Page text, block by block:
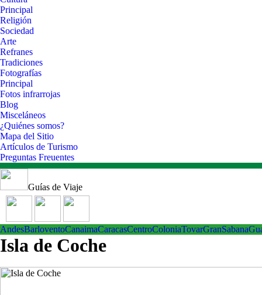
Principal
Religión
Sociedad
Arte
Refranes
Tradiciones
Fotografías
Principal
Fotos infrarrojas
Blog
Misceláneos
¿Quiénes somos?
Mapa del Sitio
Artículos de Turismo
Preguntas Freuentes
Guías de Viaje
AndesBarloventoCanaimaCaracasCentroColoniaTovarGranSabana
Isla de Coche